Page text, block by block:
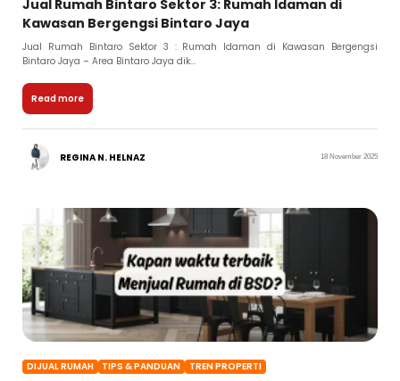
Jual Rumah Bintaro Sektor 3: Rumah Idaman di
Kawasan Bergengsi Bintaro Jaya
Jual Rumah Bintaro Sektor 3 : Rumah Idaman di Kawasan Bergengsi
Bintaro Jaya – Area Bintaro Jaya dik...
Read more
REGINA N. HELNAZ 18 November 2025
DIJUAL RUMAH TIPS & PANDUAN TREN PROPERTI